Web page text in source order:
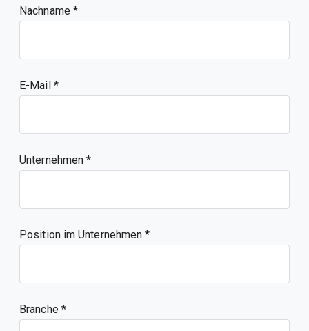
Nachname
E-Mail
Unternehmen
Position im Unternehmen
Branche *